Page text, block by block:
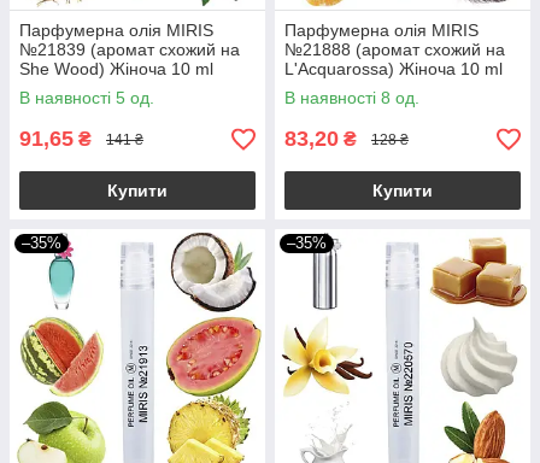
Парфумерна олія MIRIS
№21839 (аромат схожий на
She Wood) Жіноча 10 ml
В наявності 5 од.
91,65 ₴ 141 ₴
Купити
Парфумерна олія MIRIS
№21888 (аромат схожий на
L'Acquarossa) Жіноча 10 ml
В наявності 8 од.
83,20 ₴ 128 ₴
Купити
–35% –35%